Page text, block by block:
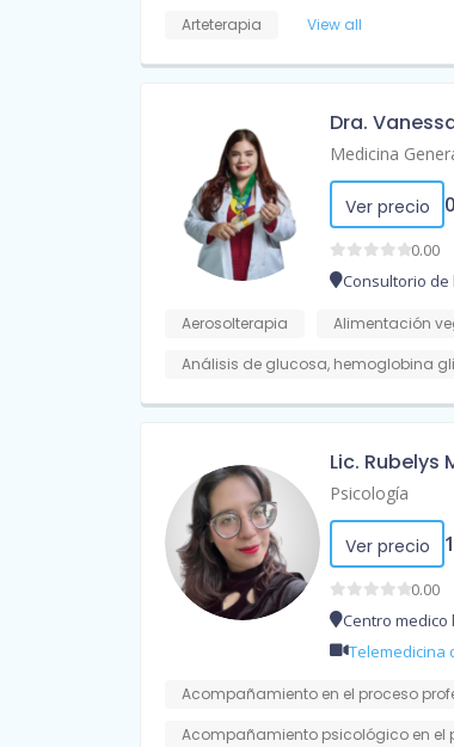
Arteterapia
View all
Dra.
Medicina
Ver precio 0
0.00
Consultorio de
Aerosolterapia Alimentación
Análisis de glucosa, hemoglobina
Lic. Rubelys
Psicología
Ver precio 1
0.00
Centro medico
Telemedicina
Acompañamiento en el proceso
Acompañamiento psicológico en el